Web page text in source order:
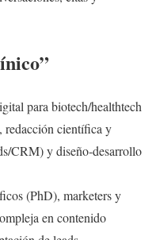
para biotech/healthtech
redacción científica y
CRM) y diseño‑desarrollo
(PhD), marketers y
en contenido